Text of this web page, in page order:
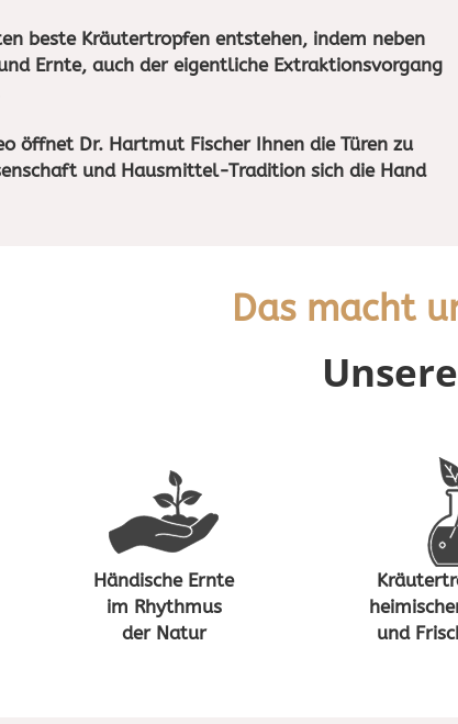
beste Kräutertropfen entstehen, indem neben
Ernte, auch der eigentliche Extraktionsvorgang
öffnet Dr. Hartmut Fischer Ihnen die Türen zu
und Hausmittel-Tradition sich die Hand
Das macht
Händische Ernte
im Rhythmus
der Natur
und